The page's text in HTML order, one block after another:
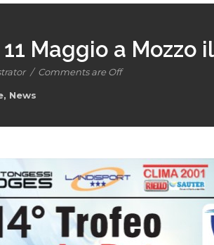
Maggio a Mozzo
/ Comments are Off
, News